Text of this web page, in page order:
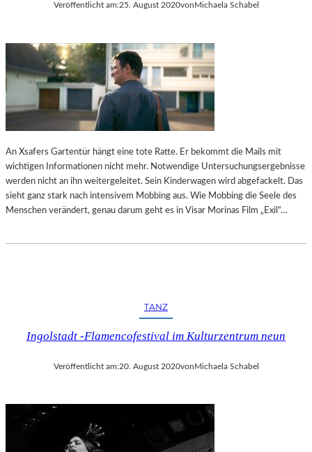
Veröffentlicht am:25. August 2020von Michaela Schabel
An Xsafers Gartentür hängt eine tote Ratte. Er bekommt die Mails mit
wichtigen Informationen nicht mehr. Notwendige Untersuchungsergebnisse
werden nicht an ihn weitergeleitet. Sein Kinderwagen wird abgefackelt. Das
sieht ganz stark nach intensivem Mobbing aus. Wie Mobbing die Seele des
Menschen verändert, genau darum geht es in Visar Morinas Film „Exil“…
TANZ
Ingolstadt -Flamencofestival im Kulturzentrum neun
Veröffentlicht am:20. August 2020vonMichaela Schabel